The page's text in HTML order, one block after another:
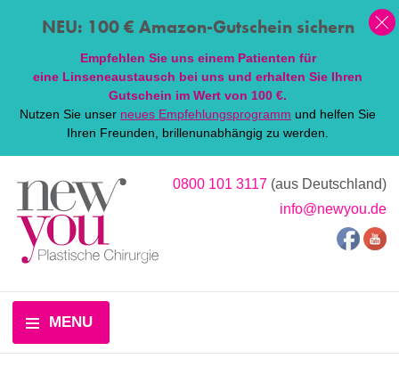
NEU: 100 € Amazon-Gutschein sichern
Empfehlen Sie uns einem Patienten für
eine Linseneaustausch bei uns und erhalten Sie Ihren
Gutschein im Wert von 100 €.
Nutzen Sie unser neues Empfehlungsprogramm und helfen Sie
Ihren Freunden, brillenunabhängig zu werden.
0800 101 3117 (aus Deutschland)
info@newyou.de
MENU